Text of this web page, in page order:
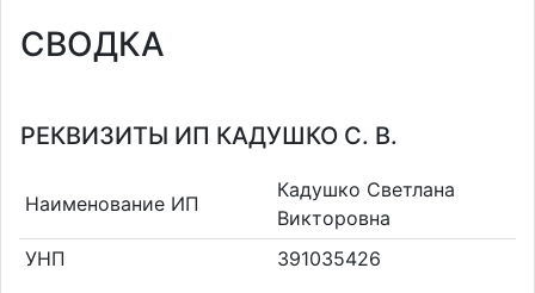
СВОДКА
РЕКВИЗИТЫ ИП КАДУШКО С. В.
Наименование ИП
Кадушко Светлана
Викторовна
УНП
391035426